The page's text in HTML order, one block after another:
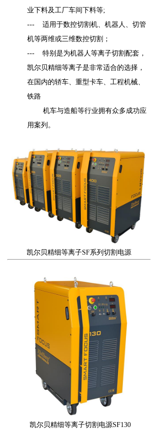
业下料及工厂车间下料等;
--- 适用于数控切割机、机器人、切管
机等两维或三维数控切割；
--- 特别是为机器人等离子切割配套，
凯尔贝精细等离子是非常适合的选择，
在国内的轿车、重型卡车、工程机械、
铁路
机车与造船等行业拥有众多成功应
用案列。
凯尔贝精细等离子SF系列切割电源
凯尔贝精细等离子切割电源SF130